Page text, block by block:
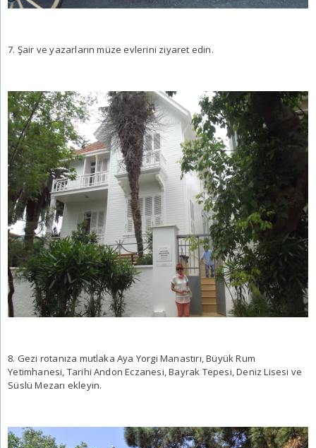
7. Şair ve yazarların müze evlerini ziyaret edin.
8. Gezi rotanıza mutlaka Aya Yorgi Manastırı, Büyük Rum
Yetimhanesi, Tarihi Andon Eczanesi, Bayrak Tepesi, Deniz Lisesi ve
Süslü Mezarı ekleyin.